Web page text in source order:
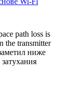
path loss is
the transmitter
ниже